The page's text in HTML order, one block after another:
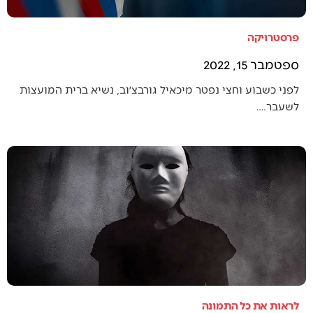
פרסטרויקה
ספטמבר 15, 2022
לפני כשבוע וחצי נפטר מיכאיל גורבצ׳וב, נשיא ברית המועצות
לשעבר.…
לראות את כל התמונה